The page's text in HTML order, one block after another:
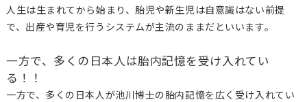
人生は生まれてから始まり、胎児や新生児は自意識はない前提
で、出産や育児を行うシステムが主流のままだといいます。
一方で、多くの日本人は胎内記憶を受け入れてい
る！！
一方で、多くの日本人が池川博士の胎内記憶を広く受け入れてい